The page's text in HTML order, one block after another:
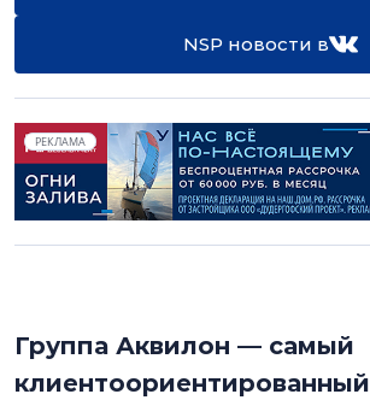
NSP новости в
РЕКЛАМА
Группа Аквилон — самый
клиентоориентированный